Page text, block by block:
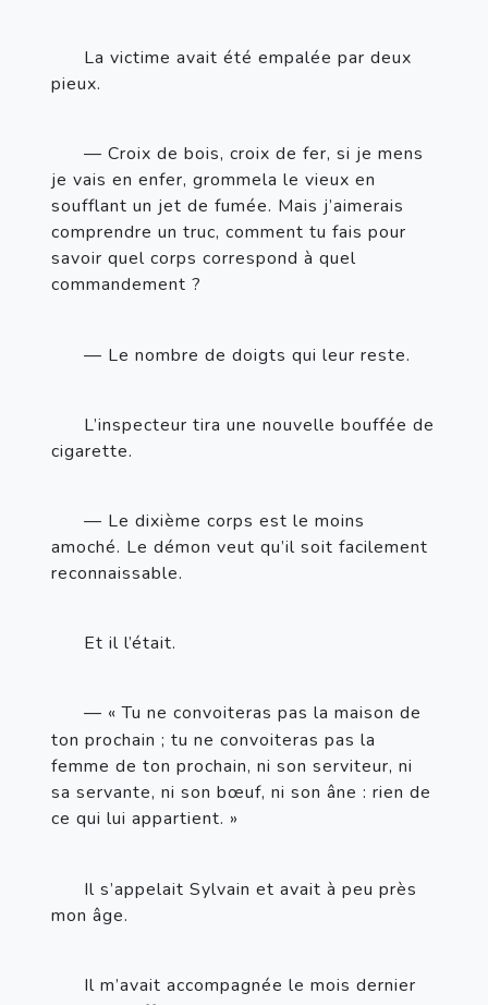
La victime avait été empalée par deux
pieux.
— Croix de bois, croix de fer, si je mens
je vais en enfer, grommela le vieux en
soufflant un jet de fumée. Mais j’aimerais
comprendre un truc, comment tu fais pour
savoir quel corps correspond à quel
commandement ?
— Le nombre de doigts qui leur reste.
L’inspecteur tira une nouvelle bouffée de
cigarette.
— Le dixième corps est le moins
amoché. Le démon veut qu’il soit facilement
reconnaissable.
Et il l’était.
— « Tu ne convoiteras pas la maison de
ton prochain ; tu ne convoiteras pas la
femme de ton prochain, ni son serviteur, ni
sa servante, ni son bœuf, ni son âne : rien de
ce qui lui appartient. »
Il s’appelait Sylvain et avait à peu près
mon âge.
Il m’avait accompagnée le mois dernier